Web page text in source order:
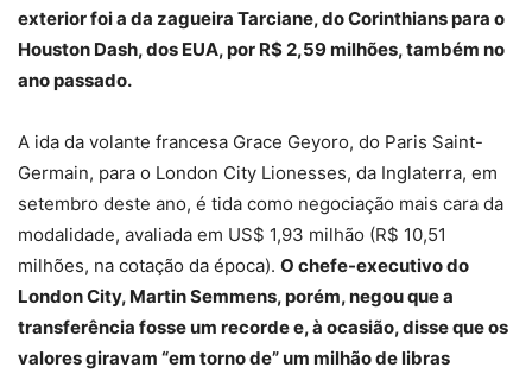
exterior foi a da zagueira Tarciane, do Corinthians para o
Houston Dash, dos EUA, por R$ 2,59 milhões, também no
ano passado.
A ida da volante francesa Grace Geyoro, do Paris Saint-
Germain, para o London City Lionesses, da Inglaterra, em
setembro deste ano, é tida como negociação mais cara da
modalidade, avaliada em US$ 1,93 milhão (R$ 10,51
milhões, na cotação da época). O chefe-executivo do
London City, Martin Semmens, porém, negou que a
transferência fosse um recorde e, à ocasião, disse que os
valores giravam “em torno de” um milhão de libras